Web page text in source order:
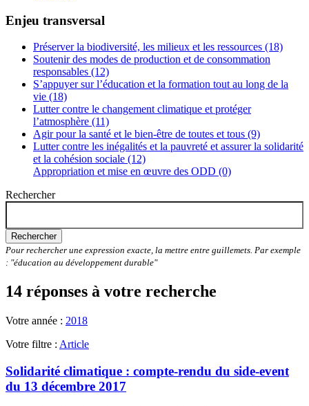
Enjeu transversal
Préserver la biodiversité, les milieux et les ressources (18)
Soutenir des modes de production et de consommation
responsables (12)
S’appuyer sur l’éducation et la formation tout au long de la
vie (18)
Lutter contre le changement climatique et protéger
l’atmosphère (11)
Agir pour la santé et le bien-être de toutes et tous (9)
Lutter contre les inégalités et la pauvreté et assurer la solidarité
et la cohésion sociale (12)
Appropriation et mise en œuvre des ODD (0)
Rechercher
Rechercher
Pour rechercher une expression exacte, la mettre entre guillemets. Par exemple
: "éducation au développement durable"
14 réponses à votre recherche
Votre année : 2018
Votre filtre : Article
Solidarité climatique : compte-rendu du side-event
du 13 décembre 2017